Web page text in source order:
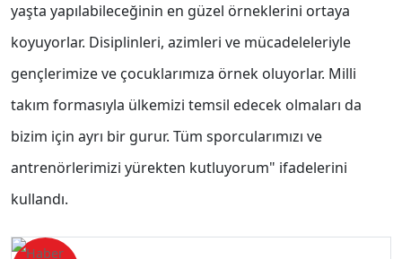
yaşta yapılabileceğinin en güzel örneklerini ortaya
koyuyorlar. Disiplinleri, azimleri ve mücadeleleriyle
gençlerimize ve çocuklarımıza örnek oluyorlar. Milli
takım formasıyla ülkemizi temsil edecek olmaları da
bizim için ayrı bir gurur. Tüm sporcularımızı ve
antrenörlerimizi yürekten kutluyorum" ifadelerini
kullandı.